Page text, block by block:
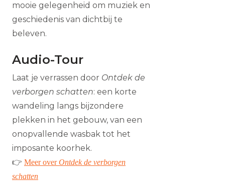
mooie gelegenheid om muziek en
geschiedenis van dichtbij te
beleven.
Audio-Tour
Laat je verrassen door Ontdek de
verborgen schatten: een korte
wandeling langs bijzondere
plekken in het gebouw, van een
onopvallende wasbak tot het
imposante koorhek.
👉 Meer overOntdek de verborgen
schatten